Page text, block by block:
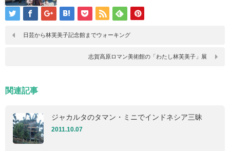
日芸から林芙美子記念館までウォーキング
志賀高原ロマン美術館の「わたし林芙美子」展
関連記事
ジャカルタのタマン・ミニでインドネシア三昧
2011.10.07